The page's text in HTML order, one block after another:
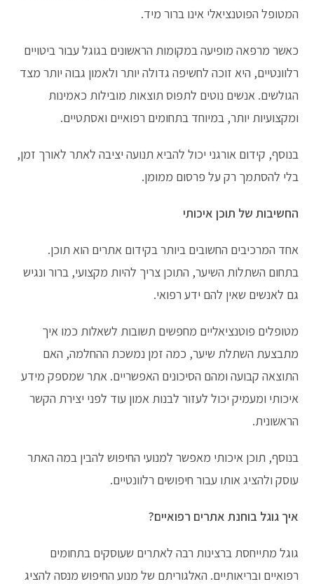
המטופל הפוטנציאלי אינו ברור מיד.
כאשר מרפאה מופיעה במקומות הראשונים בגוגל עבור ביטויים
רלוונטיים, היא זוכה לחשיפה גדולה יותר ולאמון גבוה יותר מצד
הגולשים. אנשים נוטים לתפוס תוצאות מובילות כאמינות
ומקצועיות יותר, במיוחד בתחומים רפואיים ואסתטיים.
בנוסף, קידום אורגני יכול להביא תנועה יציבה לאתר לאורך זמן,
בלי להסתמך רק על פרסום ממומן.
החשיבות של תוכן איכותי
אחד המרכיבים החשובים ביותר בקידום אתרים הוא תוכן.
בתחום השתלות השיער, התוכן צריך להיות מקצועי, ברור ונגיש
גם לאנשים שאין להם ידע רפואי.
מטופלים פוטנציאליים מחפשים תשובות לשאלות כמו איך
מתבצעת השתלת שיער, כמה זמן נמשכת ההחלמה, האם
התוצאה קבועה ומהם הסיכונים האפשריים. אתר שמספק מידע
איכותי ומעמיק יכול לעזור לבנות אמון עוד לפני יצירת הקשר
הראשונית.
בנוסף, תוכן איכותי מאפשר למנועי החיפוש להבין במה האתר
עוסק ולהציג אותו עבור חיפושים רלוונטיים.
איך גוגל בוחנת אתרים רפואיים?
גוגל מתייחסת ברצינות רבה לאתרים שעוסקים בתחומים
רפואיים ובריאותיים. האלגוריתם של מנוע החיפוש מנסה להציג